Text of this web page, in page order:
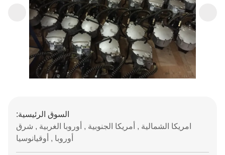
السوق الرئيسية:
امريكا الشمالية , أمريكا الجنوبية , أوروبا الغربية , شرق
أوروبا , أوقيانوسيا